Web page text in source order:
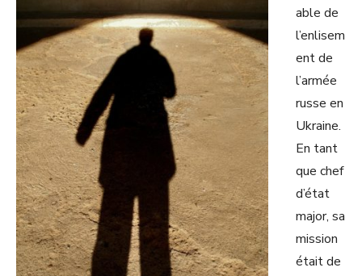
able de
l’enlisem
ent de
l’armée
russe en
Ukraine.
En tant
que chef
d’état
major, sa
mission
était de